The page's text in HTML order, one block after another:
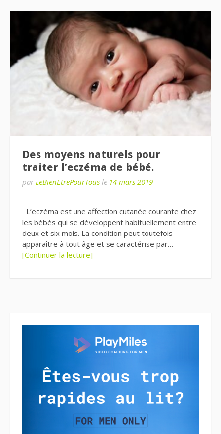
Des moyens naturels pour
traiter l’eczéma de bébé.
par LeBienEtrePourTous le 14 mars 2019
L’eczéma est une affection cutanée courante chez
les bébés qui se développent habituellement entre
deux et six mois. La condition peut toutefois
apparaître à tout âge et se caractérise par…
[Continuer la lecture]